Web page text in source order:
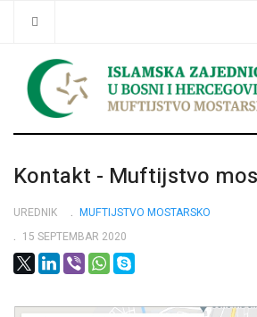
Kontakt - Muftijstvo
UREDNIK
MUFTIJSTVO MOSTARSKO
15 SEPTEMBAR 2020